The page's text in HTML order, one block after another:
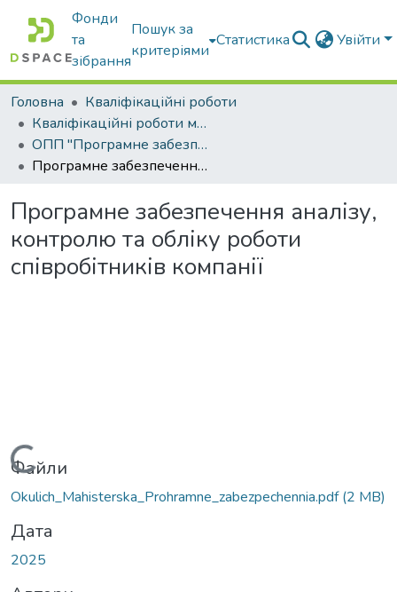
Фонди
та
зібрання
Пошук за
критеріями
Статистика Увійти
Головна
Кваліфікаційні роботи
Кваліфікаційні роботи магістрів
ОПП "Програмне забезпечення інформаційних систем"
Програмне забезпечення аналізу, контролю та обліку роботи співробітників компанії
Програмне забезпечення аналізу,
контролю та обліку роботи
співробітників компанії
Файли
Okulich_Mahisterska_Prohramne_zabezpechennia.pdf(2 MB)
Дата
2025